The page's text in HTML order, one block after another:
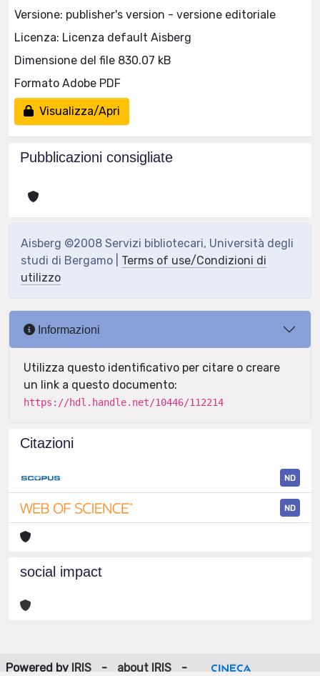
Versione: publisher's version - versione editoriale
Licenza: Licenza default Aisberg
Dimensione del file 830.07 kB
Formato Adobe PDF
Visualizza/Apri
Pubblicazioni consigliate
Aisberg ©2008 Servizi bibliotecari, Università degli
studi di Bergamo | Terms of use/Condizioni di
utilizzo
Informazioni
Utilizza questo identificativo per citare o creare
un link a questo documento:
https://hdl.handle.net/10446/112214
Citazioni
ND
ND
social impact
Powered by IRIS - about IRIS -